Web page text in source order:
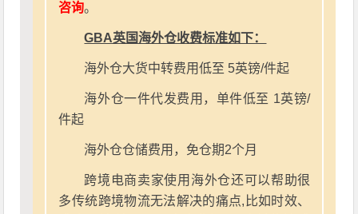
咨询。
GBA英国海外仓收费标准如下：
海外仓大货中转费用低至 5英镑/件起
海外仓一件代发费用，单件低至 1英镑/
件起
海外仓仓储费用，免仓期2个月
跨境电商卖家使用海外仓还可以帮助很
多传统跨境物流无法解决的痛点,比如时效、